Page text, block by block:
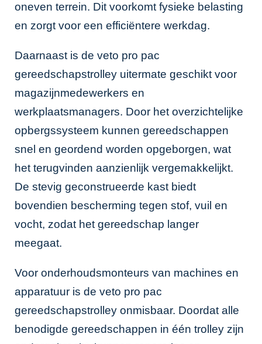
oneven terrein. Dit voorkomt fysieke belasting
en zorgt voor een efficiëntere werkdag.
Daarnaast is de veto pro pac
gereedschapstrolley uitermate geschikt voor
magazijnmedewerkers en
werkplaatsmanagers. Door het overzichtelijke
opbergssysteem kunnen gereedschappen
snel en geordend worden opgeborgen, wat
het terugvinden aanzienlijk vergemakkelijkt.
De stevig geconstrueerde kast biedt
bovendien bescherming tegen stof, vuil en
vocht, zodat het gereedschap langer
meegaat.
Voor onderhoudsmonteurs van machines en
apparatuur is de veto pro pac
gereedschapstrolley onmisbaar. Doordat alle
benodigde gereedschappen in één trolley zijn